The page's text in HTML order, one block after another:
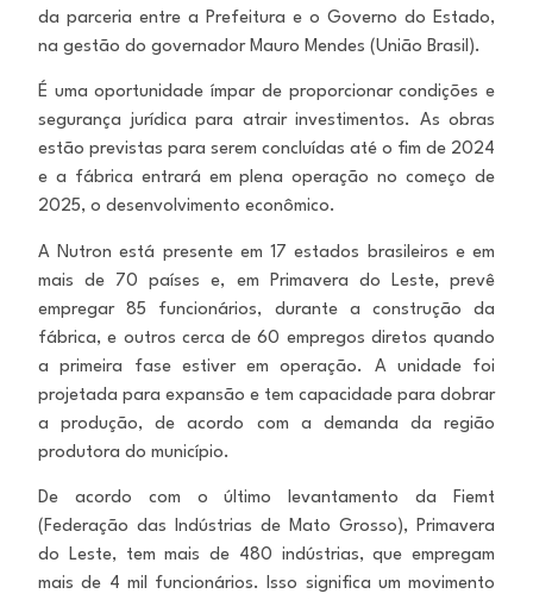
da parceria entre a Prefeitura e o Governo do Estado,
na gestão do governador Mauro Mendes (União Brasil).
É uma oportunidade ímpar de proporcionar condições e
segurança jurídica para atrair investimentos. As obras
estão previstas para serem concluídas até o fim de 2024
e a fábrica entrará em plena operação no começo de
2025, o desenvolvimento econômico.
A Nutron está presente em 17 estados brasileiros e em
mais de 70 países e, em Primavera do Leste, prevê
empregar 85 funcionários, durante a construção da
fábrica, e outros cerca de 60 empregos diretos quando
a primeira fase estiver em operação. A unidade foi
projetada para expansão e tem capacidade para dobrar
a produção, de acordo com a demanda da região
produtora do município.
De acordo com o último levantamento da Fiemt
(Federação das Indústrias de Mato Grosso), Primavera
do Leste, tem mais de 480 indústrias, que empregam
mais de 4 mil funcionários. Isso significa um movimento